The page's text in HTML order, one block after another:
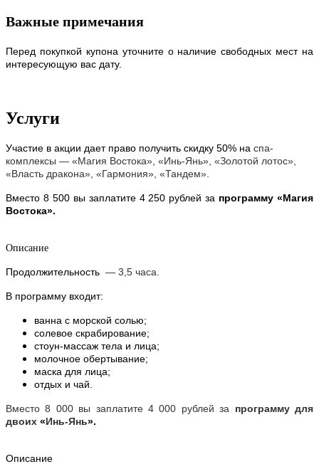
Важные примечания
Перед покупкой купона уточните о наличие свободных мест на
интересующую вас дату.
Услуги
Участие в акции дает право получить скидку 50% на спа-
комплексы — «Магия Востока», «Инь-Янь», «Золотой лотос»,
«Власть дракона», «Гармония», «Тандем».
Вместо 8 500 вы заплатите 4 250 рублей за программу «Магия
Востока».
Описание
Продолжительность — 3,5 часа.
В программу входит:
ванна с морской солью;
солевое скрабирование;
стоун-массаж тела и лица;
молочное обертывание;
маска для лица;
отдых и чай.
Вместо 8 000 вы заплатите 4 000 рублей за программу для
двоих «Инь-Янь».
Описание